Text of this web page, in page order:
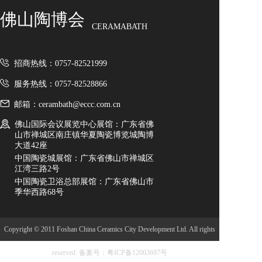
佛山陶博会 CERAMABATH
招商热线：0757-82521999
服务热线：0757-82528866
邮箱：cerambath@eccc.com.cn
佛山国际会议展览中心展馆：广东省佛
山市禅城区南庄镇华夏陶瓷博览城陶博
大道42座
中国陶瓷城展馆：广东省佛山市禅城区
江湾三路2号
中国陶瓷卫浴总部展馆：广东省佛山市
季华西路68号
Copyright © 2011 Foshan China Ceramics City Development Ltd. All rights
reserved. 备案号：粤ICP备12003697号